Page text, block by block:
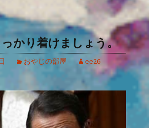
かり着けましょう。
おやじの部屋 ee26